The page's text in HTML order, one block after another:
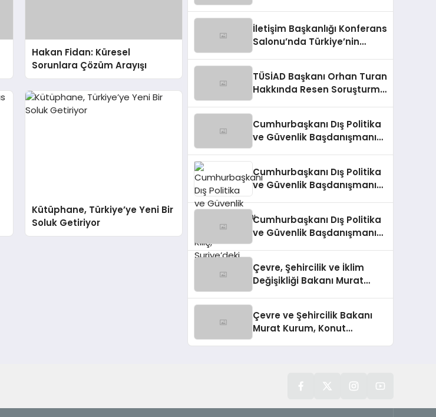
Hakan Fidan: Küresel
Sorunlara Çözüm Arayışı
Kütüphane, Türkiye’ye Yeni Bir
Soluk Getiriyor
İletişim Başkanlığı Konferans
Salonu’nda Türkiye’nin
TÜSİAD Başkanı Orhan Turan
Hakkında Resen Soruşturma
Cumhurbaşkanı Dış Politika
ve Güvenlik Başdanışmanı
Cumhurbaşkanı Dış Politika
ve Güvenlik Başdanışmanı
Değerlendirdi
Cumhurbaşkanı Dış Politika
ve Güvenlik Başdanışmanı
Açıklamalar
Çevre, Şehircilik ve İklim
Değişikliği Bakanı Murat
Çevre ve Şehircilik Bakanı
Murat Kurum, Konut